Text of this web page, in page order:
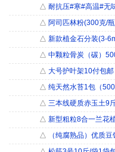
△ 耐抗压#寒#高温#无
△ 阿司匹林粉(300克/
△ 新款植金石分装(3-
△ 中颗粒骨炭（碳）
△ 大号护叶架10付包邮
△ 纯天然水苔1包（
△ 三本线硬质赤玉土9
△ 新型粗粒8合一兰花
△ （纯腐熟品）优质